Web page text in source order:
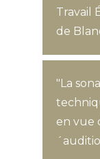
Travail
de
"La
en vue